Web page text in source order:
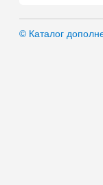
© Каталог